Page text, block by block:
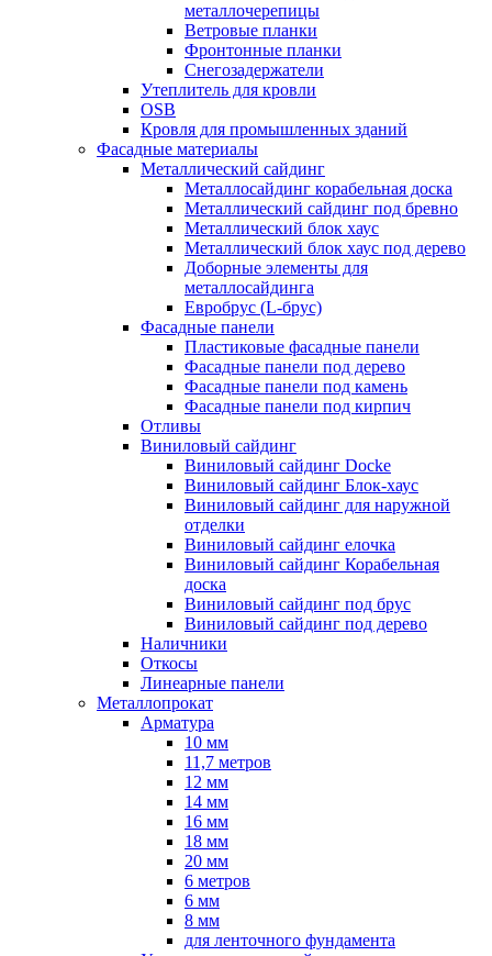
металлочерепицы
Ветровые планки
Фронтонные планки
Снегозадержатели
Утеплитель для кровли
OSB
Кровля для промышленных зданий
Фасадные материалы
Металлический сайдинг
Металлосайдинг корабельная доска
Металлический сайдинг под бревно
Металлический блок хаус
Металлический блок хаус под дерево
Доборные элементы для
металлосайдинга
Евробрус (L-брус)
Фасадные панели
Пластиковые фасадные панели
Фасадные панели под дерево
Фасадные панели под камень
Фасадные панели под кирпич
Отливы
Виниловый сайдинг
Виниловый сайдинг Docke
Виниловый сайдинг Блок-хаус
Виниловый сайдинг для наружной
отделки
Виниловый сайдинг елочка
Виниловый сайдинг Корабельная
доска
Виниловый сайдинг под брус
Виниловый сайдинг под дерево
Наличники
Откосы
Линеарные панели
Металлопрокат
Арматура
10 мм
11,7 метров
12 мм
14 мм
16 мм
18 мм
20 мм
6 метров
6 мм
8 мм
для ленточного фундамента